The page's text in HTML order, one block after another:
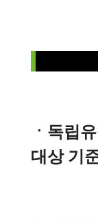
ㆍ독립
대상 기